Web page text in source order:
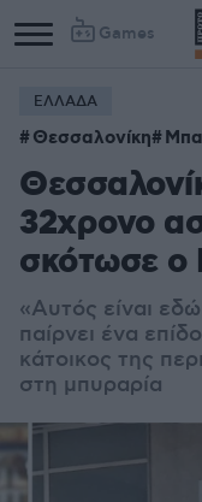
Games
ΕΛΛΑΔΑ
Θεσσαλονίκη
32χρονο
σκότωσε ο
«Αυτός είναι
παίρνει ένα
κάτοικος της
στη μπυραρία